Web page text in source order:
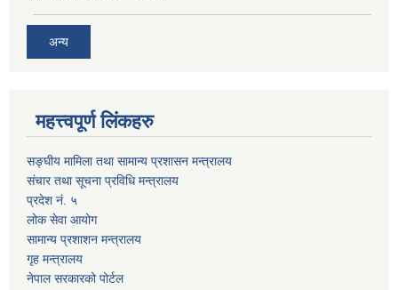
अन्य
महत्त्वपूर्ण लिंकहरु
सङ्घीय मामिला तथा सामान्य प्रशासन मन्त्रालय
संचार तथा सूचना प्रविधि मन्त्रालय
प्रदेश नं. ५
लोक सेवा आयोग
सामान्य प्रशाशन मन्त्रालय
गृह मन्त्रालय
नेपाल सरकारको पोर्टल